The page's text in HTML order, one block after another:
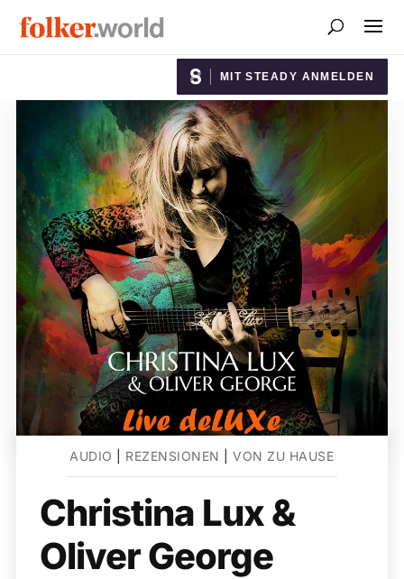
MIT STEADY ANMELDEN
AUDIO REZENSIONEN |VON ZU HAUSE
Christina Lux &
Oliver George